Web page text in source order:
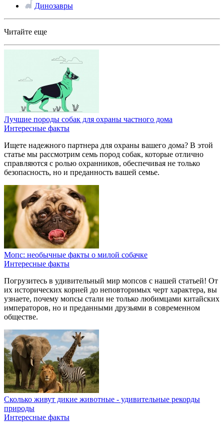
Динозавры
Читайте еще
Лучшие породы собак для охраны частного дома
Интересные факты
Ищете надежного партнера для охраны вашего дома? В этой
статье мы рассмотрим семь пород собак, которые отлично
справляются с ролью охранников, обеспечивая не только
безопасность, но и преданность вашей семье.
Мопс: необычные факты о милой собачке
Интересные факты
Погрузитесь в удивительный мир мопсов с нашей статьей! От
их исторических корней до неповторимых черт характера, вы
узнаете, почему мопсы стали не только любимцами китайских
императоров, но и преданными друзьями в современном
обществе.
Сколько живут дикие животные - удивительные рекорды
природы
Интересные факты